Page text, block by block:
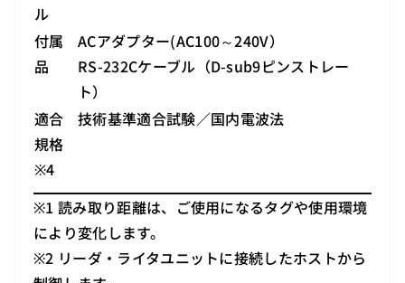
ル
付属
品
ACアダプター(AC100～240V）
RS-232Cケーブル（D-sub9ピンストレー
ト）
適合
規格
※4
技術基準適合試験／国内電波法
※1 読み取り距離は、ご使用になるタグや使用環境
により変化します。
※2 リーダ・ライタユニットに接続したホストから